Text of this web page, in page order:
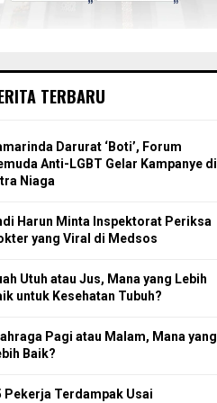
TERBARU
Darurat ‘Boti’, Forum
Anti-LGBT Gelar Kampanye di
Niaga
Harun Minta Inspektorat Periksa
yang Viral di Medsos
Utuh atau Jus, Mana yang Lebih
untuk Kesehatan Tubuh?
Pagi atau Malam, Mana yang
Baik?
Pekerja Terdampak Usai